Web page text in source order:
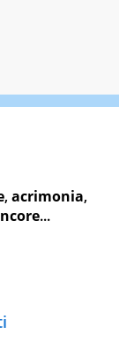
,acrimonia,
...